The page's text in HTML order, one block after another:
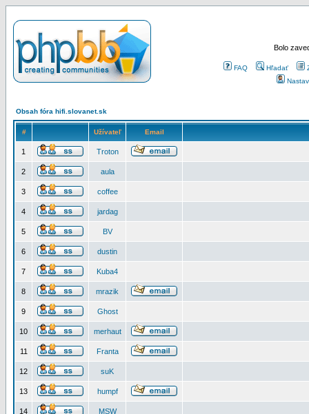
Bolo
FAQ Hľadať
Obsah fóra hifi.slovanet.sk
# Užívateľ Email
1 Troton
2 aula
3 coffee
4 jardag
5 BV
6 dustin
7 Kuba4
8 mrazik
9 Ghost
10 merhaut
11 Franta
12 suK
13 humpf
14 MSW